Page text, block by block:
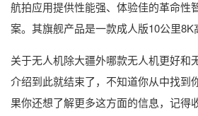
航拍应用提供性能强、体验佳的革命性
案。其旗舰产品是一款成人版10公里8K
关于无人机除大疆外哪款无人机更好和
介绍到此就结束了，不知道你从中找到
果你还想了解更多这方面的信息，记得